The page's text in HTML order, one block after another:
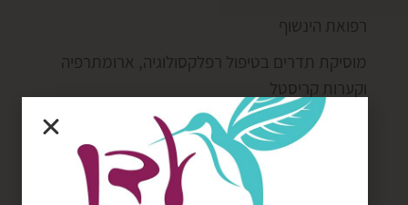
רפואת הינשוף
מוסיקת תדרים בטיפול רפלקסולוגיה, ארומתרפיה
וקערות קריסטל
תודעה בוראת מציאות